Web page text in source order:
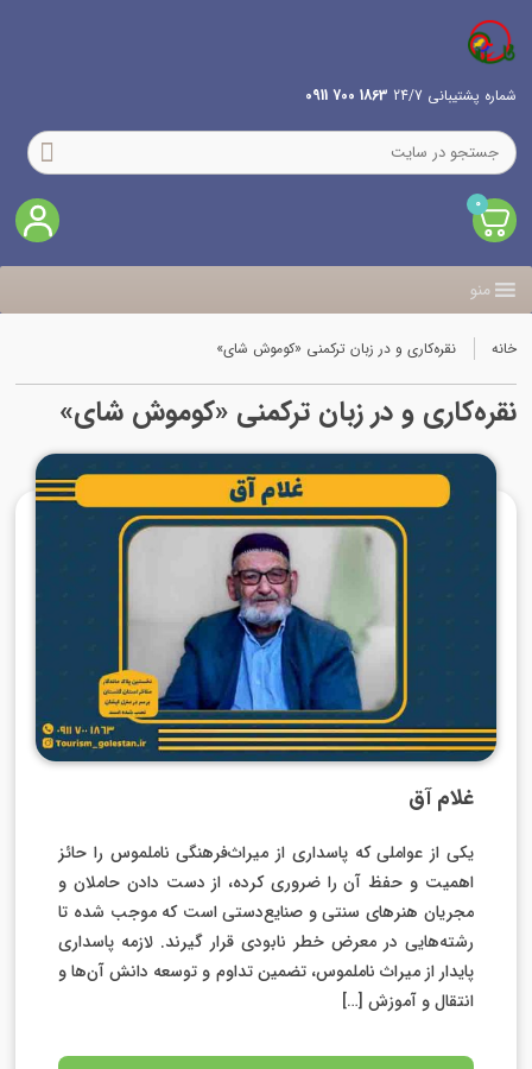
شماره پشتیبانی 24/7 1863 700 0911
0
منو
خانه نقره‌کاری و در زبان ترکمنی «کوموش شای»
نقره‌کاری و در زبان ترکمنی «کوموش شای»
غلام آق
یکی از عواملی که پاسداری از میراث‌فرهنگی ناملموس را حائز
اهمیت و حفظ آن را ضروری کرده، از دست دادن حاملان و
مجریان هنرهای سنتی و صنایع‌دستی است که موجب شده تا
رشته‌هایی در معرض خطر نابودی قرار گیرند. لازمه پاسداری
پایدار از میراث ناملموس، تضمین تداوم و توسعه دانش آن‌ها و
انتقال و آموزش […]